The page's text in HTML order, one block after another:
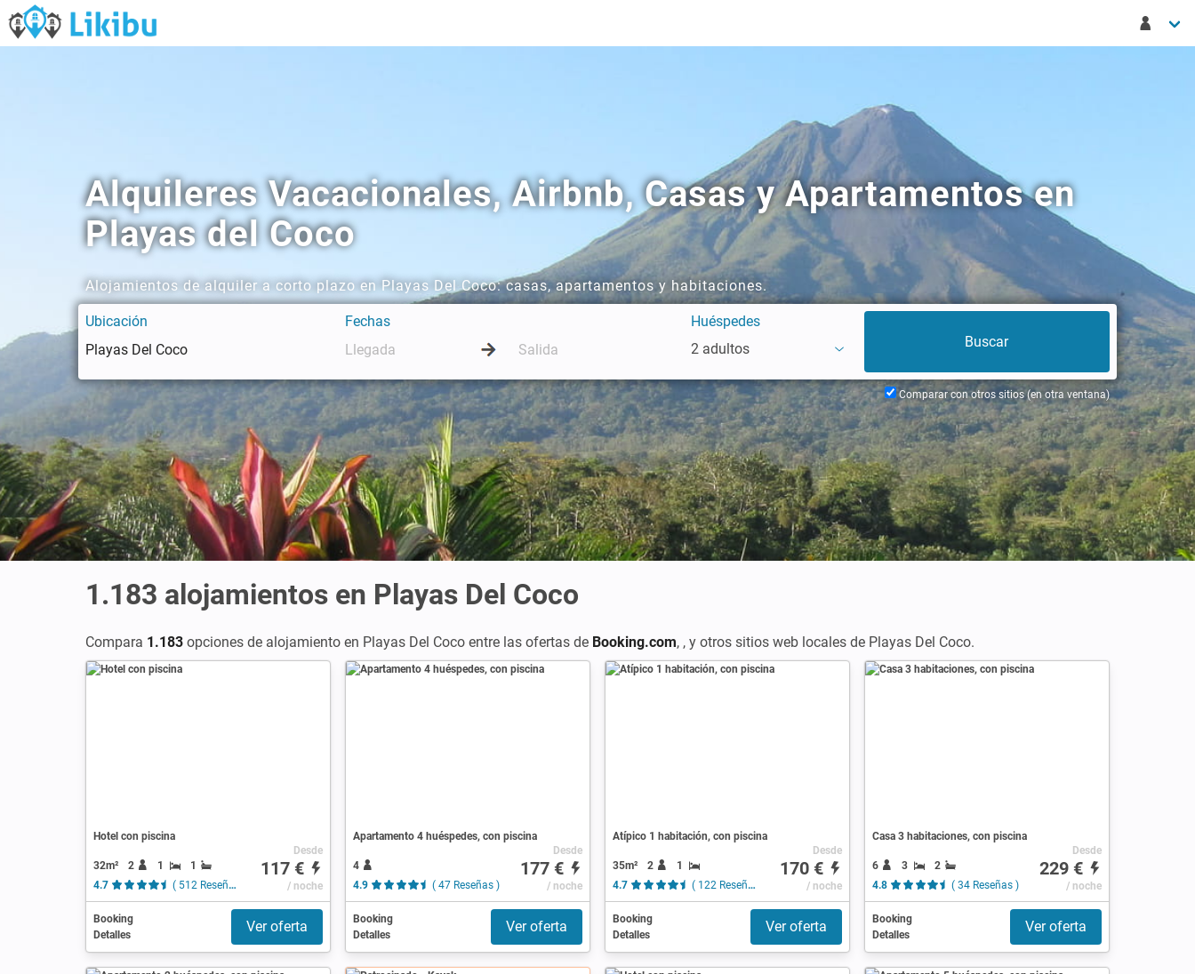
Alquileres Vacacionales, Airbnb, Casas y Apartamentos en
Playas del Coco
Alojamientos de alquiler a corto plazo en Playas Del Coco: casas, apartamentos y habitaciones.
Ubicación Fechas
Huéspedes
2 adultos
Comparar con otros sitios (en otra ventana)
Créditos: Leonora Enking
1.183 alojamientos en Playas Del Coco
Compara 1.183 opciones de alojamiento en Playas Del Coco entre las ofertas de Booking.com, , y otros sitios web locales de Playas Del Coco.
Hotel con piscina
32m² 2 1
1
4.7
( 512 Reseñas )
Desde
117 €
/ noche
Booking
Detalles
Ver oferta
Apartamento 4 huéspedes, con piscina
4
4.9
( 47 Reseñas )
Desde
177 €
/ noche
Booking
Detalles
Ver oferta
Atípico 1 habitación, con piscina
35m² 2
1
4.7
( 122 Reseñas )
Desde
170 €
/ noche
Booking
Detalles
Ver oferta
Casa 3 habitaciones, con piscina
6 3
2
4.8
( 34 Reseñas )
Desde
229 €
/ noche
Booking
Detalles
Ver oferta